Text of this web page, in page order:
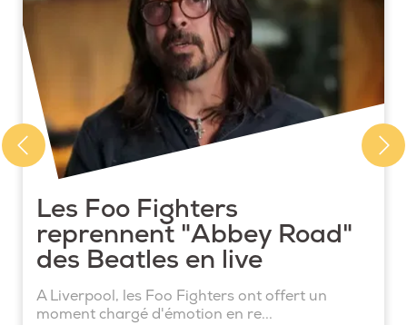
Les Foo Fighters
reprennent "Abbey Road"
des Beatles en live
A Liverpool, les Foo Fighters ont offert un
moment chargé d'émotion en re...